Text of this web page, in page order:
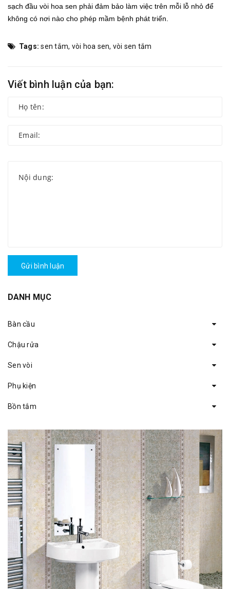
sạch đầu vòi hoa sen phải đảm bảo làm việc trên mỗi lỗ nhỏ để
không có nơi nào cho phép mầm bệnh phát triển.
Tags: sen tắm, vòi hoa sen, vòi sen tắm
Viết bình luận của bạn:
Gửi bình luận
DANH MỤC
Bàn cầu
Chậu rửa
Sen vòi
Phụ kiện
Bồn tắm